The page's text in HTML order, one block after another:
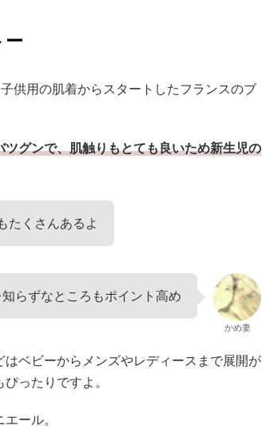
ー
供用の肌着からスタートしたフランスのブ
グンで、肌触りもとても良いため新生児の
たくさんあるよ
らずなところもポイント高め
かめ妻
ベビーからメンズやレディースまで展開が
ったりですよ。
ール。